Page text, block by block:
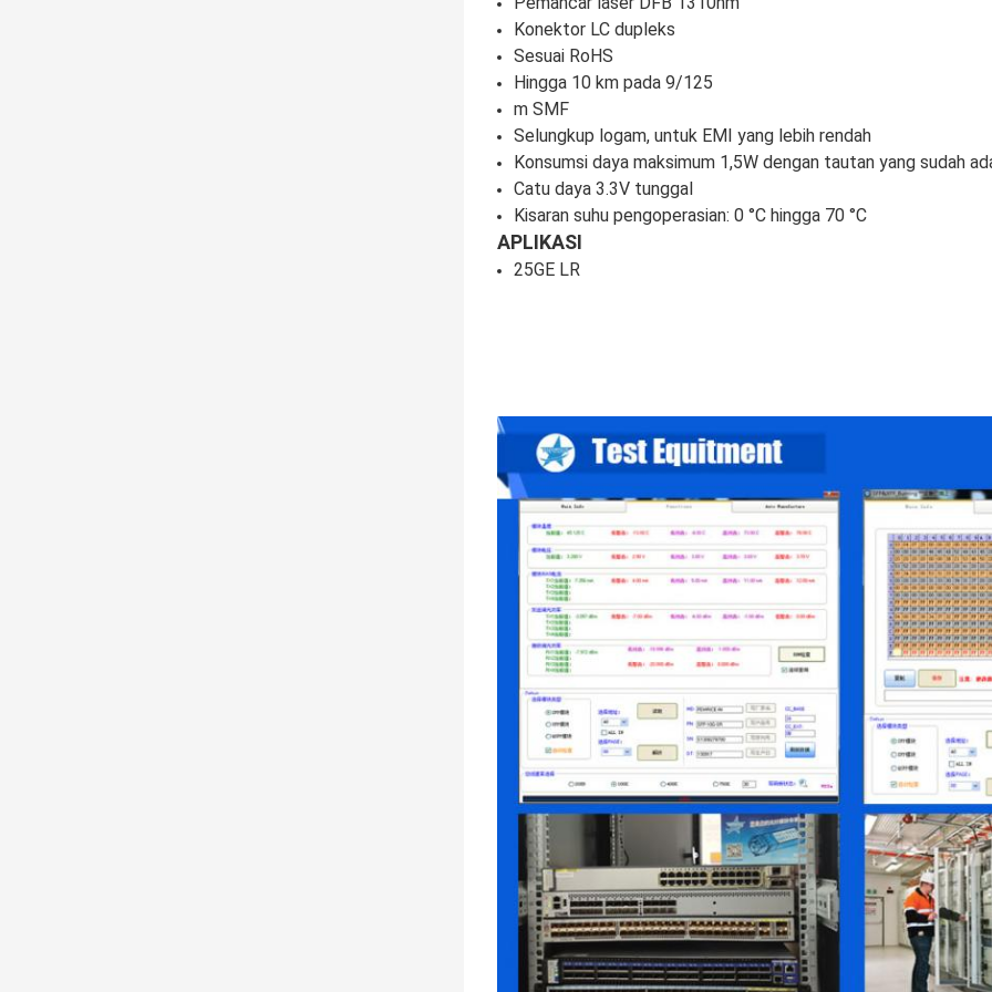
Konektor LC dupleks
Sesuai RoHS
Hingga 10 km pada 9/125
m SMF
Selungkup logam, untuk EMI yang lebih rendah
Konsumsi daya maksimum 1,5W dengan tautan yang sudah
Catu daya 3.3V tunggal
Kisaran suhu pengoperasian: 0 °C hingga 70 °C
APLIKASI
25GE LR